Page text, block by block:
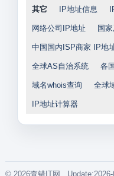
其它
IP地址信息
网络公司IP地址 国
中国国内ISP商家 IP地
全球AS自治系统 各
域名whois查询 全球
IP地址计算器
© 2026查错IT网.